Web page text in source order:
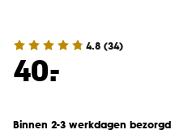
4.8 (34)
40.
-
Binnen 2-3 werkdagen bezorgd